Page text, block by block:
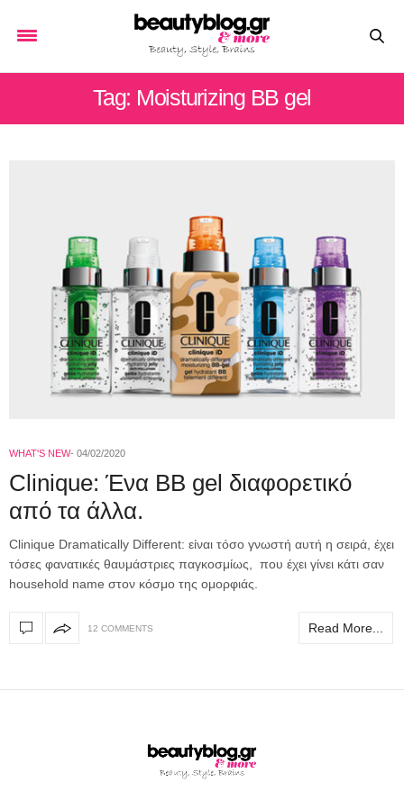
Tag: Μoisturizing BB gel
WHAT'S NEW 04/02/2020
Clinique: Ένα BB gel διαφορετικό
από τα άλλα.
Clinique Dramatically Different: είναι τόσο γνωστή αυτή η σειρά, έχει
τόσες φανατικές θαυμάστριες παγκοσμίως, που έχει γίνει κάτι σαν
household name στον κόσμο της ομορφιάς.
12 COMMENTS Read More...